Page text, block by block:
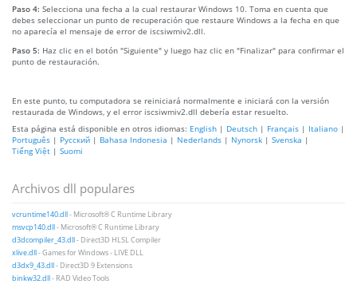
Paso 4: Selecciona una fecha a la cual restaurar Windows 10. Toma en cuenta que
debes seleccionar un punto de recuperación que restaure Windows a la fecha en que
no aparecía el mensaje de error de iscsiwmiv2.dll.
Paso 5: Haz clic en el botón "Siguiente" y luego haz clic en "Finalizar" para confirmar el
punto de restauración.
En este punto, tu computadora se reiniciará normalmente e iniciará con la versión
restaurada de Windows, y el error iscsiwmiv2.dll debería estar resuelto.
Esta página está disponible en otros idiomas: English | Deutsch | Français | Italiano |
Português | Русский | Bahasa Indonesia | Nederlands | Nynorsk | Svenska |
Tiếng Việt | Suomi
Archivos dll populares
vcruntime140.dll- Microsoft® C Runtime Library
msvcp140.dll- Microsoft® C Runtime Library
d3dcompiler_43.dll- Direct3D HLSL Compiler
xlive.dll- Games for Windows - LIVE DLL
d3dx9_43.dll- Direct3D 9 Extensions
binkw32.dll- RAD Video Tools